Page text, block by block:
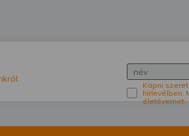
Kapni
hírlevélben.
életévemet.